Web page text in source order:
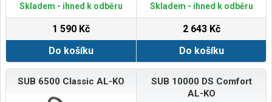
Skladem - ihned k odběru
1 590 Kč
Do košíku
Skladem - ihned k odběru
2 643 Kč
Do košíku
SUB 6500 Classic AL-KO
SUB 10000 DS Comfort
AL-KO